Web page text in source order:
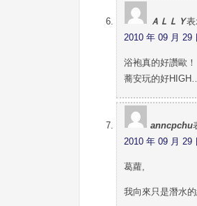
ＡＬＬＹ
2010 年 09 月 29
浴袍真的好讚歐
蕎安玩的好
anncpchu
2010 年 09 月 29
葛蘿,
我向來只是潛水